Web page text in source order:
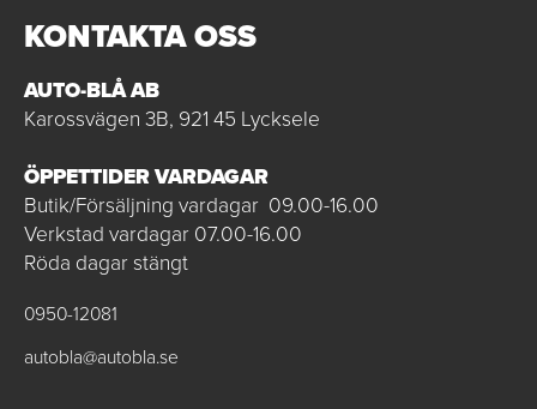
KONTAKTA OSS
AUTO-BLÅ AB
Karossvägen 3B, 921 45 Lycksele
ÖPPETTIDER VARDAGAR
Butik/Försäljning vardagar 09.00-16.00
Verkstad vardagar 07.00-16.00
Röda dagar stängt
0950-12081
autobla@autobla.se